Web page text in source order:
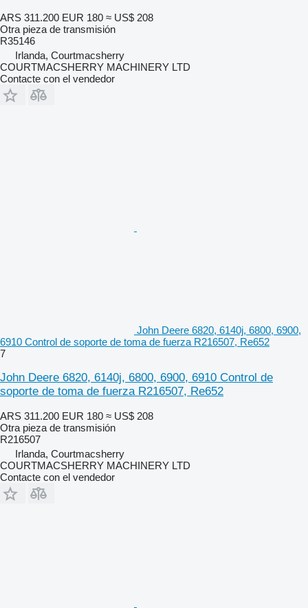
ARS 311.200 EUR 180 ≈ US$ 208
Otra pieza de transmisión
R35146
Irlanda, Courtmacsherry
COURTMACSHERRY MACHINERY LTD
Contacte con el vendedor
John Deere 6820, 6140j, 6800, 6900,
6910 Control de soporte de toma de fuerza R216507, Re652
7
John Deere 6820, 6140j, 6800, 6900, 6910 Control de
soporte de toma de fuerza R216507, Re652
ARS 311.200 EUR 180 ≈ US$ 208
Otra pieza de transmisión
R216507
Irlanda, Courtmacsherry
COURTMACSHERRY MACHINERY LTD
Contacte con el vendedor